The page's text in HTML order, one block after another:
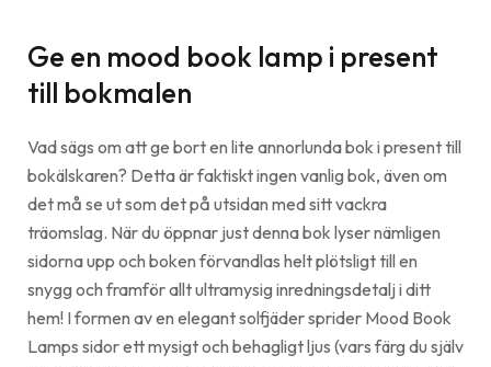
Ge en mood book lamp i present
till bokmalen
Vad sägs om att ge bort en lite annorlunda bok i present till
bokälskaren? Detta är faktiskt ingen vanlig bok, även om
det må se ut som det på utsidan med sitt vackra
träomslag. När du öppnar just denna bok lyser nämligen
sidorna upp och boken förvandlas helt plötsligt till en
snygg och framför allt ultramysig inredningsdetalj i ditt
hem! I formen av en elegant solfjäder sprider Mood Book
Lamps sidor ett mysigt och behagligt ljus (vars färg du själv